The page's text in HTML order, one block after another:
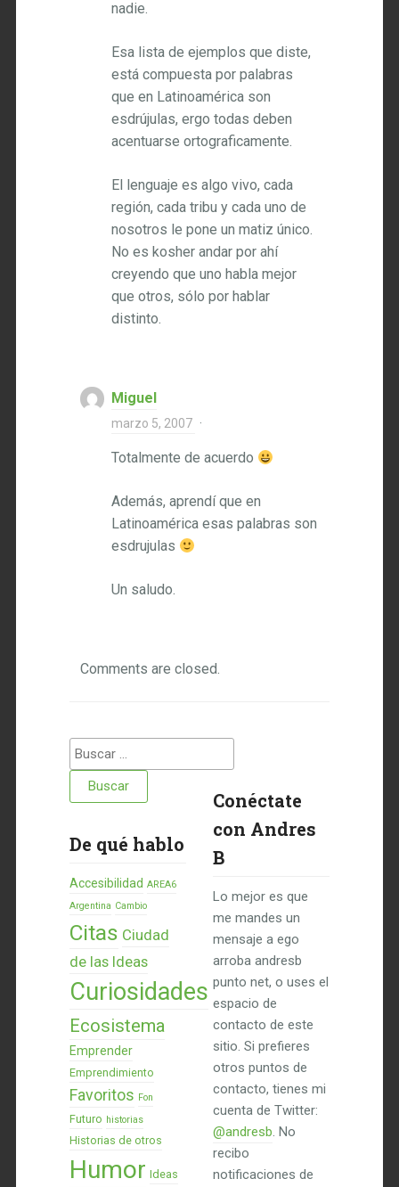
nadie.
Esa lista de ejemplos que diste,
está compuesta por palabras
que en Latinoamérica son
esdrújulas, ergo todas deben
acentuarse ortograficamente.
El lenguaje es algo vivo, cada
región, cada tribu y cada uno de
nosotros le pone un matiz único.
No es kosher andar por ahí
creyendo que uno habla mejor
que otros, sólo por hablar
distinto.
Miguel
marzo 5, 2007 ·
Totalmente de acuerdo
Además, aprendí que en
Latinoamérica esas palabras son
esdrujulas
Un saludo.
Comments are closed.
Buscar:
De qué hablo
Accesibilidad AREA6
Argentina Cambio
Citas Ciudad
de las Ideas
Curiosidades
Ecosistema
Emprender
Emprendimiento
Favoritos Fon
Futuro historias
Historias de otros
Humor Ideas
Conéctate
con Andres
B
Lo mejor es que
me mandes un
mensaje a ego
arroba andresb
punto net, o uses el
espacio de
contacto de este
sitio. Si prefieres
otros puntos de
contacto, tienes mi
cuenta de Twitter:
@andresb. No
recibo
notificaciones de